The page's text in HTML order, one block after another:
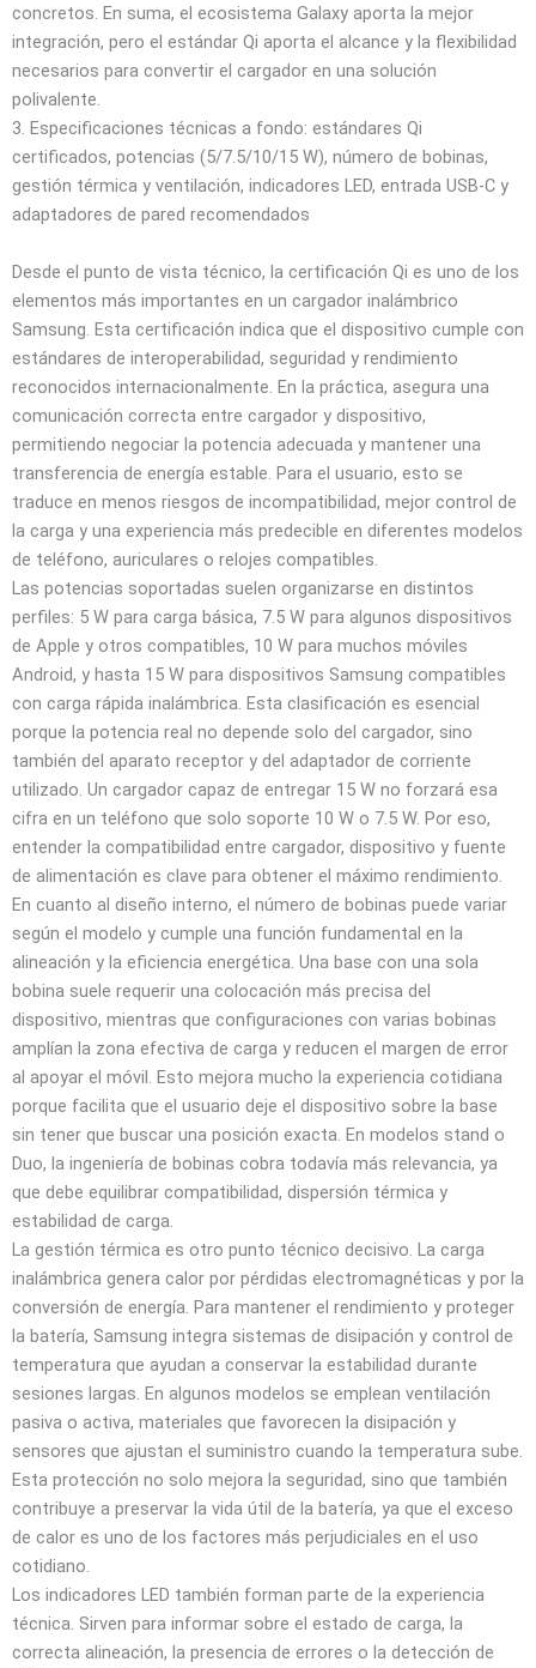
concretos. En suma, el ecosistema Galaxy aporta la mejor
integración, pero el estándar Qi aporta el alcance y la flexibilidad
necesarios para convertir el cargador en una solución
polivalente.
3. Especificaciones técnicas a fondo: estándares Qi
certificados, potencias (5/7.5/10/15 W), número de bobinas,
gestión térmica y ventilación, indicadores LED, entrada USB‑C y
adaptadores de pared recomendados
Desde el punto de vista técnico, la certificación Qi es uno de los
elementos más importantes en un cargador inalámbrico
Samsung. Esta certificación indica que el dispositivo cumple con
estándares de interoperabilidad, seguridad y rendimiento
reconocidos internacionalmente. En la práctica, asegura una
comunicación correcta entre cargador y dispositivo,
permitiendo negociar la potencia adecuada y mantener una
transferencia de energía estable. Para el usuario, esto se
traduce en menos riesgos de incompatibilidad, mejor control de
la carga y una experiencia más predecible en diferentes modelos
de teléfono, auriculares o relojes compatibles.
Las potencias soportadas suelen organizarse en distintos
perfiles: 5 W para carga básica, 7.5 W para algunos dispositivos
de Apple y otros compatibles, 10 W para muchos móviles
Android, y hasta 15 W para dispositivos Samsung compatibles
con carga rápida inalámbrica. Esta clasificación es esencial
porque la potencia real no depende solo del cargador, sino
también del aparato receptor y del adaptador de corriente
utilizado. Un cargador capaz de entregar 15 W no forzará esa
cifra en un teléfono que solo soporte 10 W o 7.5 W. Por eso,
entender la compatibilidad entre cargador, dispositivo y fuente
de alimentación es clave para obtener el máximo rendimiento.
En cuanto al diseño interno, el número de bobinas puede variar
según el modelo y cumple una función fundamental en la
alineación y la eficiencia energética. Una base con una sola
bobina suele requerir una colocación más precisa del
dispositivo, mientras que configuraciones con varias bobinas
amplían la zona efectiva de carga y reducen el margen de error
al apoyar el móvil. Esto mejora mucho la experiencia cotidiana
porque facilita que el usuario deje el dispositivo sobre la base
sin tener que buscar una posición exacta. En modelos stand o
Duo, la ingeniería de bobinas cobra todavía más relevancia, ya
que debe equilibrar compatibilidad, dispersión térmica y
estabilidad de carga.
La gestión térmica es otro punto técnico decisivo. La carga
inalámbrica genera calor por pérdidas electromagnéticas y por la
conversión de energía. Para mantener el rendimiento y proteger
la batería, Samsung integra sistemas de disipación y control de
temperatura que ayudan a conservar la estabilidad durante
sesiones largas. En algunos modelos se emplean ventilación
pasiva o activa, materiales que favorecen la disipación y
sensores que ajustan el suministro cuando la temperatura sube.
Esta protección no solo mejora la seguridad, sino que también
contribuye a preservar la vida útil de la batería, ya que el exceso
de calor es uno de los factores más perjudiciales en el uso
cotidiano.
Los indicadores LED también forman parte de la experiencia
técnica. Sirven para informar sobre el estado de carga, la
correcta alineación, la presencia de errores o la detección de